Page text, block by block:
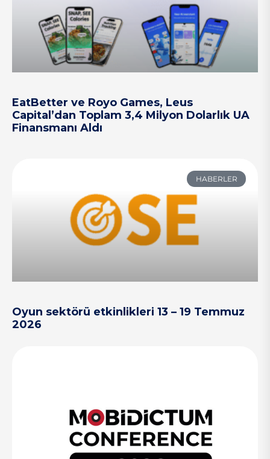
EatBetter ve Royo Games, Leus
Capital’dan Toplam 3,4 Milyon Dolarlık UA
Finansmanı Aldı
HABERLER
Oyun sektörü etkinlikleri 13 – 19 Temmuz
2026